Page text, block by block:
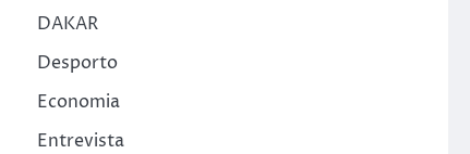
DAKAR
Desporto
Economia
Entrevista